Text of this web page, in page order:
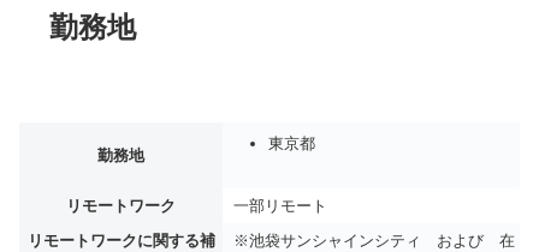
勤務地
勤務地
東京都
リモートワーク
一部リモート
リモートワークに関する補
※池袋サンシャインシティ および 在